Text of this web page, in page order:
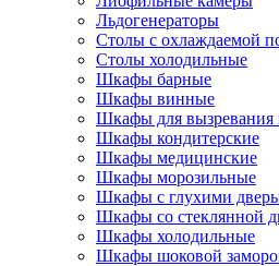
Льдогенераторы
Столы с охлаждаемой
Столы холодильные
Шкафы барные
Шкафы винные
Шкафы для вызревания
Шкафы кондитерские
Шкафы медицинские
Шкафы морозильные
Шкафы с глухими
Шкафы со стеклянной
Шкафы холодильные
Шкафы шоковой